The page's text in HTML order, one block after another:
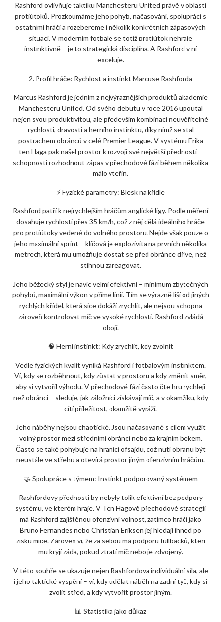
Rashford ovlivňuje taktiku Manchesteru United právě v oblasti
protiútoků. Prozkoumáme jeho pohyb, načasování, spolupráci s
ostatními hráči a rozebereme i několik konkrétních zápasových
situací. V moderním fotbale se totiž protiútok nehraje
instinktivně – je to strategická disciplína. A Rashford v ní
exceluje.
2. Profil hráče: Rychlost a instinkt Marcuse Rashforda
Marcus Rashford je jedním z nejvýraznějších produktů akademie
Manchesteru United. Od svého debutu v roce 2016 upoutal
nejen svou produktivitou, ale především kombinací neuvěřitelné
rychlosti, dravosti a herního instinktu, díky nimž se stal
postrachem obránců v celé Premier League. V systému Erika
ten Haga pak našel prostor k rozvoji své největší přednosti –
schopnosti rozhodnout zápas v přechodové fázi během několika
málo vteřin.
⚡ Fyzické parametry: Blesk na křídle
Rashford patří k nejrychlejším hráčům anglické ligy. Podle měření
dosahuje rychlosti přes 35 km/h, což z něj dělá ideálního hráče
pro protiútoky vedené do volného prostoru. Nejde však pouze o
jeho maximální sprint – klíčová je explozivita na prvních několika
metrech, která mu umožňuje dostat se před obránce dříve, než
stihnou zareagovat.
Jeho běžecký styl je navíc velmi efektivní – minimum zbytečných
pohybů, maximální výkon v přímé linii. Tím se výrazně liší od jiných
rychlých křídel, která sice dokáží zrychlit, ale nejsou schopna
zároveň kontrolovat míč ve vysoké rychlosti. Rashford zvládá
obojí.
🧠 Herní instinkt: Kdy zrychlit, kdy zvolnit
Vedle fyzických kvalit vyniká Rashford i fotbalovým instinktem.
Ví, kdy se rozběhnout, kdy zůstat v prostoru a kdy změnit směr,
aby si vytvořil výhodu. V přechodové fázi často čte hru rychleji
než obránci – sleduje, jak záložníci získávají míč, a v okamžiku, kdy
cítí příležitost, okamžitě vyráží.
Jeho náběhy nejsou chaotické. Jsou načasované s cílem využít
volný prostor mezi středními obránci nebo za krajním bekem.
Často se také pohybuje na hranici ofsajdu, což nutí obranu být
neustále ve střehu a otevírá prostor jiným ofenzivním hráčům.
🤝 Spolupráce s týmem: Instinkt podporovaný systémem
Rashfordovy přednosti by nebyly tolik efektivní bez podpory
systému, ve kterém hraje. V Ten Hagově přechodové strategii
má Rashford zajištěnou ofenzivní volnost, zatímco hráči jako
Bruno Fernandes nebo Christian Eriksen jej hledají ihned po
zisku míče. Zároveň ví, že za sebou má podporu fullbacků, kteří
mu kryjí záda, pokud ztratí míč nebo je zdvojený.
V této souhře se ukazuje nejen Rashfordova individuální síla, ale
i jeho taktické vyspění – ví, kdy udělat náběh na zadní tyč, kdy si
zvolit střed, a kdy vytvořit prostor jiným.
📊 Statistika jako důkaz